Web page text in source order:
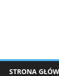
STRONA